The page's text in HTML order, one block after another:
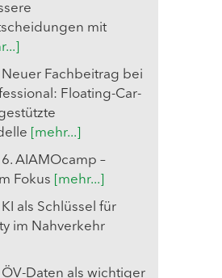
mit
Fachbeitrag bei
Floating-Car-
[mehr...]
AIAMOcamp –
Fokus
[mehr...]
als Schlüssel für
im Nahverkehr
Daten als wichtiger